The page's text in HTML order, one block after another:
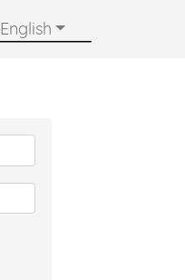
English